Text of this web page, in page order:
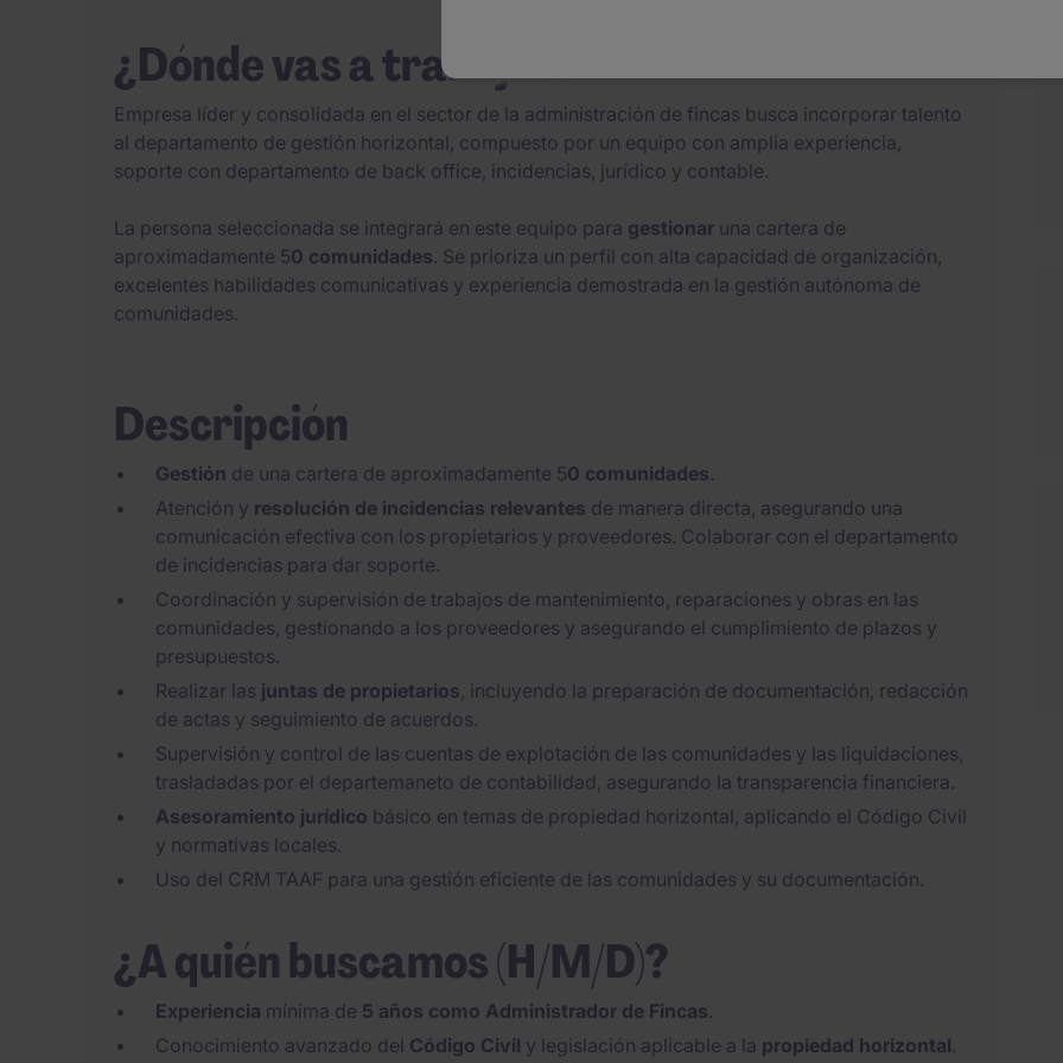
¿Dónde vas a trabajar?
Empresa líder y consolidada en el sector de la administración de fincas busca incorporar talento
al departamento de gestión horizontal, compuesto por un equipo con amplia experiencia,
soporte con departamento de back office, incidencias, jurídico y contable.
La persona seleccionada se integrará en este equipo para gestionar una cartera de
aproximadamente 50 comunidades. Se prioriza un perfil con alta capacidad de organización,
excelentes habilidades comunicativas y experiencia demostrada en la gestión autónoma de
comunidades.
Descripción
Gestión de una cartera de aproximadamente 50 comunidades.
Atención y resolución de incidencias relevantes de manera directa, asegurando una
comunicación efectiva con los propietarios y proveedores. Colaborar con el departamento
de incidencias para dar soporte.
Coordinación y supervisión de trabajos de mantenimiento, reparaciones y obras en las
comunidades, gestionando a los proveedores y asegurando el cumplimiento de plazos y
presupuestos.
Realizar las juntas de propietarios, incluyendo la preparación de documentación, redacción
de actas y seguimiento de acuerdos.
Supervisión y control de las cuentas de explotación de las comunidades y las liquidaciones,
trasladadas por el departemaneto de contabilidad, asegurando la transparencia financiera.
Asesoramiento jurídico básico en temas de propiedad horizontal, aplicando el Código Civil
y normativas locales.
Uso del CRM TAAF para una gestión eficiente de las comunidades y su documentación.
¿A quién buscamos (H/M/D)?
Experiencia mínima de 5 años como Administrador de Fincas.
Conocimiento avanzado del Código Civil y legislación aplicable a la propiedad horizontal.